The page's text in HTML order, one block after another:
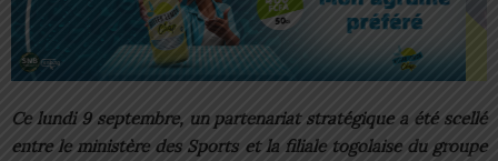
Ce lundi 9 septembre, un partenariat stratégique a été scellé
entre le ministère des Sports et la filiale togolaise du groupe